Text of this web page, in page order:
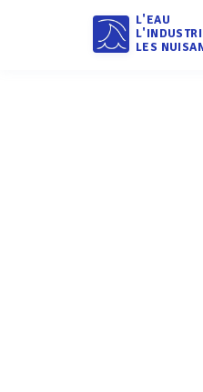
L'EAU
LES